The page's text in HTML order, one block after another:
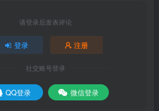
请登录后发表评论
登录 注册
社交账号登录
QQ登录 微信登录